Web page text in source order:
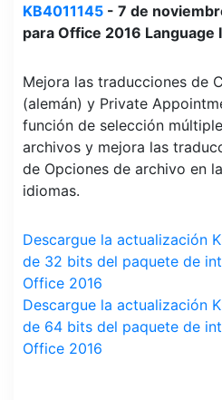
KB4011145 - 7 de
para Office 2016 Language
Mejora las traducciones de
(alemán) y Private
función de selección
archivos y mejora las
de Opciones de archivo en
idiomas.
Descargue la actualización
de 32 bits del paquete de
Office 2016
Descargue la actualización
de 64 bits del paquete de
Office 2016